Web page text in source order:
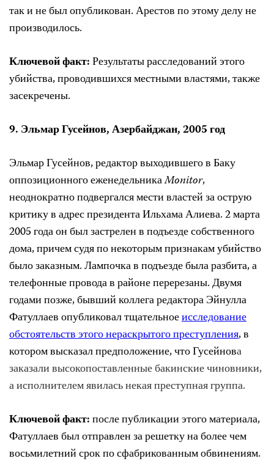
так и не был опубликован. Арестов по этому делу не
производилось.
Ключевой факт:Результатырасследований этого
убийства,проводившихся местнымивластями,также
засекречены.
9. Эльмар Гусейнов, Азербайджан, 2005 год
ЭльмарГусейнов, редактор выходившего в Баку
оппозиционного еженедельникаMonitor,
неоднократно подвергался мести властей за острую
критику в адрес президента Ильхама Алиева. 2 марта
2005 года он был застрелен в подъезде собственного
дома, причем судя по некоторым признакам убийство
было заказным. Лампочка в подъезде была разбита, а
телефонные провода в районе перерезаны. Двумя
годами позже,бывший коллега редактора Эйнулла
Фатуллаев опубликовал тщательноеисследование
обстоятельств этого нераскрытого преступления, в
котором высказал предположение, чтоГусейнова
заказали высокопоставленные бакинские чиновники,
а исполнителем явилась некая преступная группа.
Ключевой факт:послепубликации этого материала,
Фатуллаев был отправлен за решетку на более чем
восьмилетний срок по сфабрикованным обвинениям.